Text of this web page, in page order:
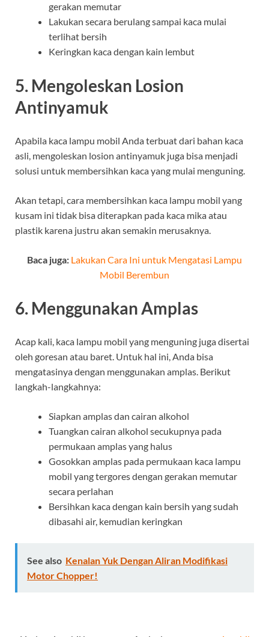
gerakan memutar
Lakukan secara berulang sampai kaca mulai
terlihat bersih
Keringkan kaca dengan kain lembut
5. Mengoleskan Losion
Antinyamuk
Apabila kaca lampu mobil Anda terbuat dari bahan kaca
asli, mengoleskan losion antinyamuk juga bisa menjadi
solusi untuk membersihkan kaca yang mulai menguning.
Akan tetapi, cara membersihkan kaca lampu mobil yang
kusam ini tidak bisa diterapkan pada kaca mika atau
plastik karena justru akan semakin merusaknya.
Baca juga: Lakukan Cara Ini untuk Mengatasi Lampu
Mobil Berembun
6. Menggunakan Amplas
Acap kali, kaca lampu mobil yang menguning juga disertai
oleh goresan atau baret. Untuk hal ini, Anda bisa
mengatasinya dengan menggunakan amplas. Berikut
langkah-langkahnya:
Siapkan amplas dan cairan alkohol
Tuangkan cairan alkohol secukupnya pada
permukaan amplas yang halus
Gosokkan amplas pada permukaan kaca lampu
mobil yang tergores dengan gerakan memutar
secara perlahan
Bersihkan kaca dengan kain bersih yang sudah
dibasahi air, kemudian keringkan
See also Kenalan Yuk Dengan Aliran Modifikasi
Motor Chopper!